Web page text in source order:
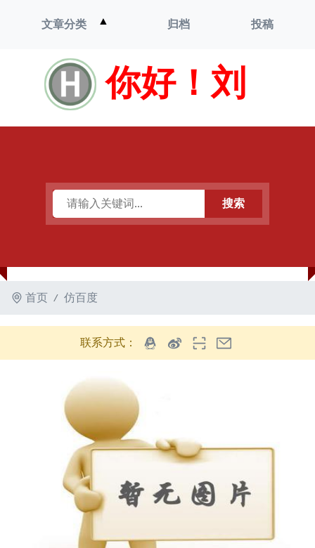
你好！刘
文章分类 ▲
单
归档 投稿
搜索
首页 仿百度
联系方式：